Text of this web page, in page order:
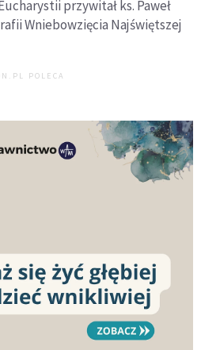
przywitał ks. Paweł
Wniebowzięcia Najświętszej
POLECA